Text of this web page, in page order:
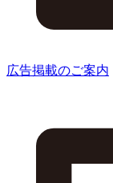
広告掲載のご案内